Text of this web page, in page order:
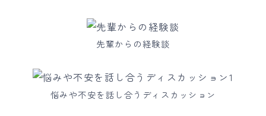
先輩からの経験談
悩みや不安を話し合うディスカッション